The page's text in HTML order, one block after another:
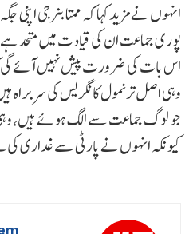
انہوں نے مزید کہا کہ ممتا بنرجی
پوری جماعت ان کی قیادت میں متحد
اس بات کی ضرورت پیش نہیں آئے گی
وہی اصل ترنمول کانگریس کی سربراہ
جو لوگ جماعت سے الگ ہوئے ہیں،
کیونکہ انہوں نے پارٹی سے غداری